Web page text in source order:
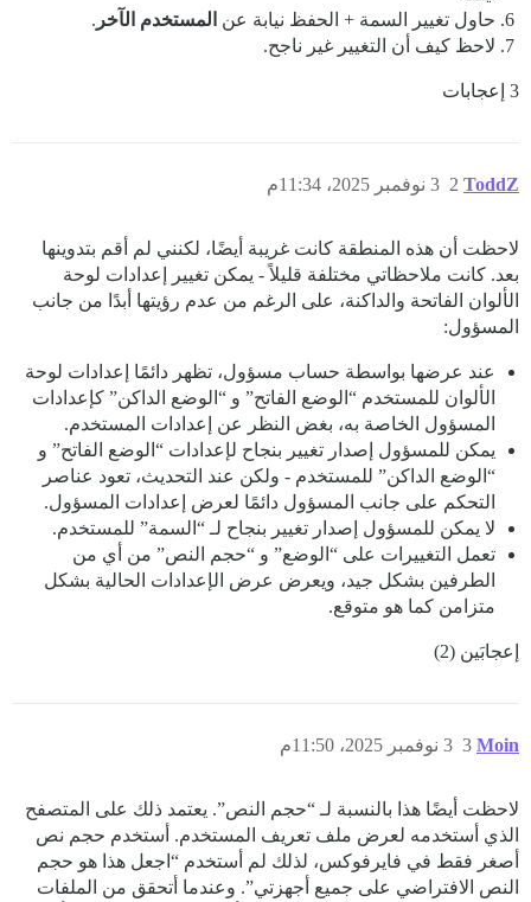
حاول تغيير السمة + الحفظ نيابة عن المستخدم الآخر .
لاحظ كيف أن التغيير غير ناجح.
3 إعجابات
ToddZ 3 نوفمبر 2025، 11:34م 2
لاحظت أن هذه المنطقة كانت غريبة أيضًا، لكنني لم أقم بتدوينها
بعد. كانت ملاحظاتي مختلفة قليلاً - يمكن تغيير إعدادات لوحة
الألوان الفاتحة والداكنة، على الرغم من عدم رؤيتها أبدًا من جانب
المسؤول:
عند عرضها بواسطة حساب مسؤول، تظهر دائمًا إعدادات لوحة
الألوان للمستخدم “الوضع الفاتح” و “الوضع الداكن” كإعدادات
المسؤول الخاصة به، بغض النظر عن إعدادات المستخدم.
يمكن للمسؤول إصدار تغيير بنجاح لإعدادات “الوضع الفاتح” و
“الوضع الداكن” للمستخدم - ولكن عند التحديث، تعود عناصر
التحكم على جانب المسؤول دائمًا لعرض إعدادات المسؤول.
لا يمكن للمسؤول إصدار تغيير بنجاح لـ “السمة” للمستخدم.
تعمل التغييرات على “الوضع” و “حجم النص” من أي من
الطرفين بشكل جيد، ويعرض عرض الإعدادات الحالية بشكل
متزامن كما هو متوقع.
إعجابَين (2)
Moin 3 نوفمبر 2025، 11:50م 3
لاحظت أيضًا هذا بالنسبة لـ “حجم النص”. يعتمد ذلك على المتصفح
الذي أستخدمه لعرض ملف تعريف المستخدم. أستخدم حجم نص
أصغر فقط في فايرفوكس، لذلك لم أستخدم “اجعل هذا هو حجم
النص الافتراضي على جميع أجهزتي”. وعندما أتحقق من الملفات